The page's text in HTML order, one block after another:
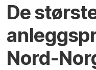
De
Nord-